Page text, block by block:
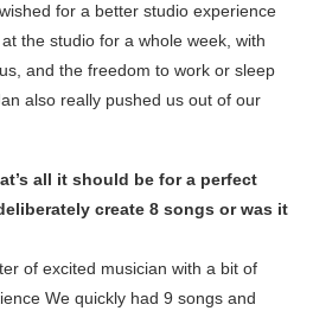
for a better studio experience
the studio for a whole week, with
and the freedom to work or sleep
also really pushed us out of our
all it should be for a perfect
create 8 songs or was it
of excited musician with a bit of
We quickly had 9 songs and